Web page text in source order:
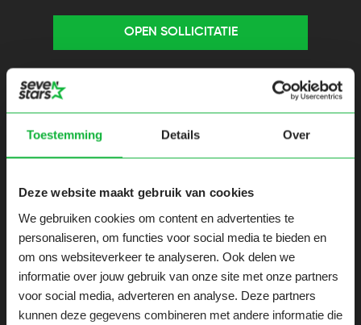
Toestemming Details Over
Deze website maakt gebruik van cookies
We gebruiken cookies om content en advertenties te
personaliseren, om functies voor social media te bieden en
om ons websiteverkeer te analyseren. Ook delen we
informatie over jouw gebruik van onze site met onze partners
voor social media, adverteren en analyse. Deze partners
kunnen deze gegevens combineren met andere informatie die
OPEN SOLLICITATIE
Gerelateerde opdrachten
T-Shaped
DevOps
Engineer
Groningen